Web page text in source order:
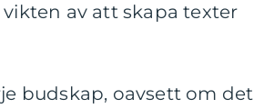
av att skapa texter
budskap, oavsett om det